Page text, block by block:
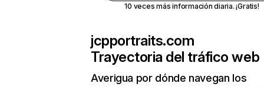
10 veces más información diaria. ¡Gratis!
jcpportraits.com
Trayectoria del tráfico web
Averigua por dónde navegan los